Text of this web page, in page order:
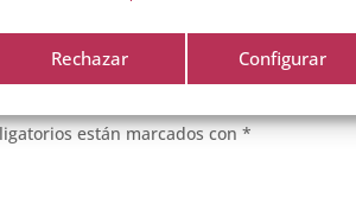
Rechazar Configurar
están marcados con*